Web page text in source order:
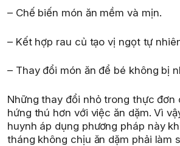
– Chế biến món ăn mềm và mịn.
– Kết hợp rau củ tạo vị ngọt tự
– Thay đổi món ăn để bé không bị
Những thay đổi nhỏ trong thực đơn
hứng thú hơn với việc ăn dặm. Vì
huynh áp dụng phương pháp này
tháng không chịu ăn dặm phải làm